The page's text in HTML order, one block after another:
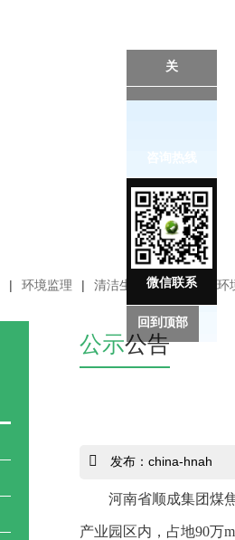
| 环境监理 | 清洁生产审核 | 突发环
公示公告
发布：china-hnah
河南省顺成集团煤
产业园区内，占地90万m
关
微信联系
回到顶部